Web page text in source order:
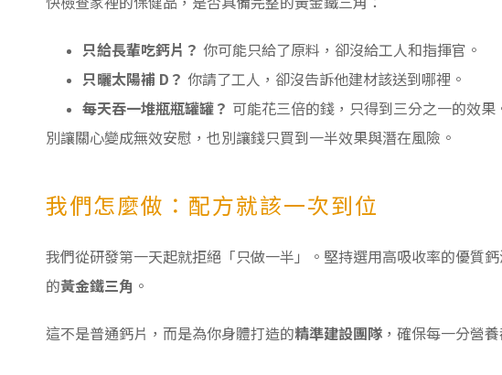
只給長輩吃鈣片？ 你可能只給了原料，卻沒給工人和指揮官。
只曬太陽補 D？ 你請了工人，卻沒告訴他建材該送到哪裡。
每天吞一堆瓶瓶罐罐？ 可能花三倍的錢，只得到三分之一的效果
別讓關心變成無效安慰，也別讓錢只買到一半效果與潛在風險。
我們怎麼做：配方就該一次到位
我們從研發第一天起就拒絕「只做一半」。堅持選用高吸收率的優質
的黃金鐵三角 。
這不是普通鈣片，而是為你身體打造的精準建設團隊 ，確保每一分營